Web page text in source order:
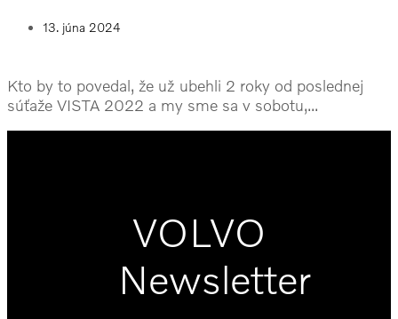
13. júna 2024
Kto by to povedal, že už ubehli 2 roky od poslednej
súťaže VISTA 2022 a my sme sa v sobotu,...
VOLVO
Newsletter